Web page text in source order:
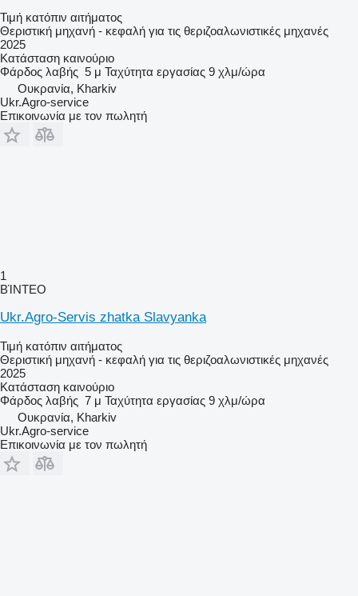
Τιμή κατόπιν αιτήματος
Θεριστική μηχανή - κεφαλή για τις θεριζοαλωνιστικές μηχανές
2025
Κατάσταση καινούριο
Φάρδος λαβής 5 μ Ταχύτητα εργασίας 9 χλμ/ώρα
Ουκρανία, Kharkiv
Ukr.Agro-service
Επικοινωνία με τον πωλητή
1
ΒΊΝΤΕΟ
Ukr.Agro-Servis zhatka Slavyanka
Τιμή κατόπιν αιτήματος
Θεριστική μηχανή - κεφαλή για τις θεριζοαλωνιστικές μηχανές
2025
Κατάσταση καινούριο
Φάρδος λαβής 7 μ Ταχύτητα εργασίας 9 χλμ/ώρα
Ουκρανία, Kharkiv
Ukr.Agro-service
Επικοινωνία με τον πωλητή